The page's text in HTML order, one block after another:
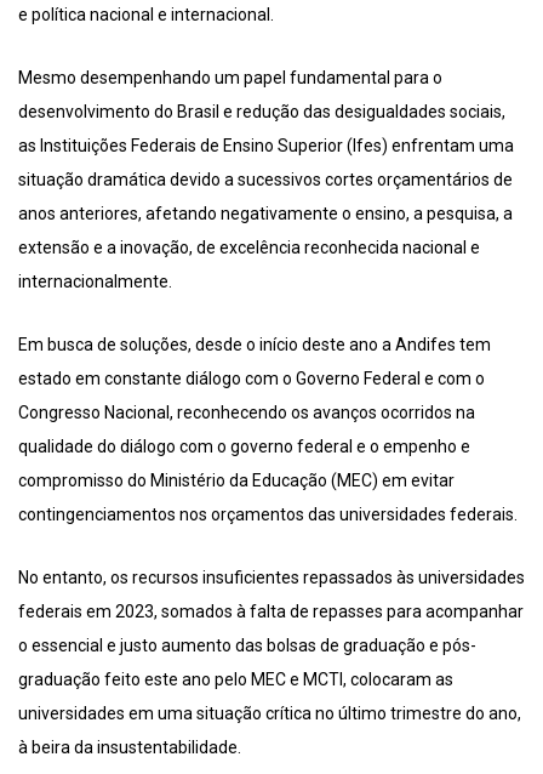
e política nacional e internacional.
Mesmo desempenhando um papel fundamental para o
desenvolvimento do Brasil e redução das desigualdades sociais,
as Instituições Federais de Ensino Superior (Ifes) enfrentam uma
situação dramática devido a sucessivos cortes orçamentários de
anos anteriores, afetando negativamente o ensino, a pesquisa, a
extensão e a inovação, de excelência reconhecida nacional e
internacionalmente.
Em busca de soluções, desde o início deste ano a Andifes tem
estado em constante diálogo com o Governo Federal e com o
Congresso Nacional, reconhecendo os avanços ocorridos na
qualidade do diálogo com o governo federal e o empenho e
compromisso do Ministério da Educação (MEC) em evitar
contingenciamentos nos orçamentos das universidades federais.
No entanto, os recursos insuficientes repassados às universidades
federais em 2023, somados à falta de repasses para acompanhar
o essencial e justo aumento das bolsas de graduação e pós-
graduação feito este ano pelo MEC e MCTI, colocaram as
universidades em uma situação crítica no último trimestre do ano,
à beira da insustentabilidade.